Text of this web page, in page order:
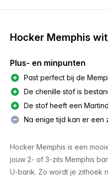
Hocker Memphis
Plus- en minpunten
Past perfect bij de
De chenille stof is
De stof heeft een
Na enige tijd kan er een
Hocker Memphis is een
jouw 2- of 3-zits Memphis
U-bank. Zo wordt je zithoek